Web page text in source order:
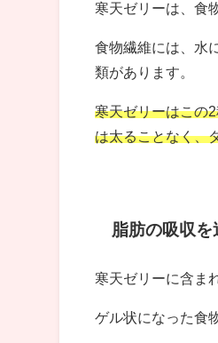
寒天ゼリーは、食
食物繊維には、水
類があります。
寒天ゼリーはこの
は太ることなく、
脂肪の吸収
寒天ゼリーに含ま
ゲル状になった食